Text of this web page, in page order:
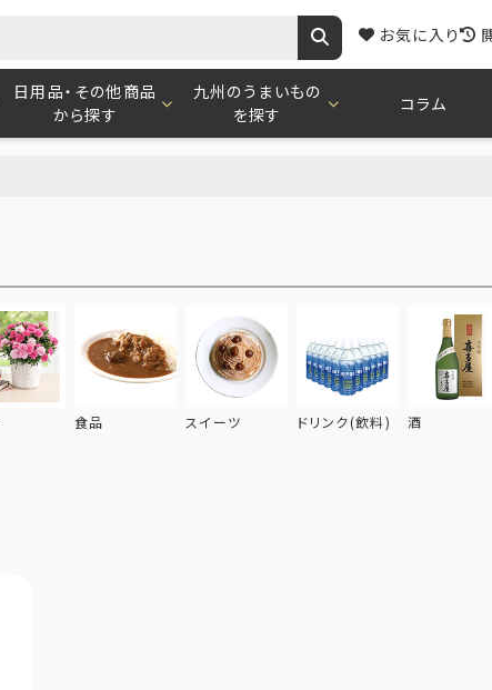
お気に入り
日用品・その他商品
から探す
九州のうまいもの
を探す
コラム
食品 スイーツ ドリンク(飲料) 酒